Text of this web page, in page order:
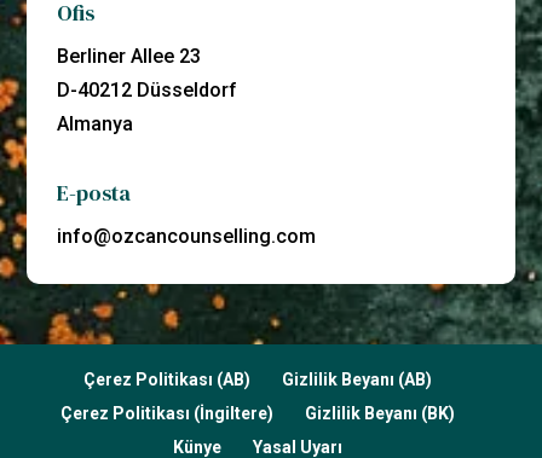
Ofis
Berliner Allee 23
D-40212 Düsseldorf
Almanya
E-posta
info@ozcancounselling.com
Çerez Politikası (AB)
Gizlilik Beyanı (AB)
Çerez Politikası (İngiltere)
Gizlilik Beyanı (BK)
Künye
Yasal Uyarı